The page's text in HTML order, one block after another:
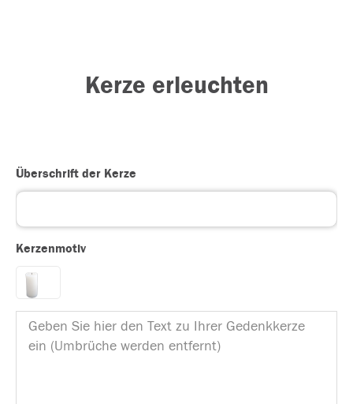
Kerze erleuchten
Überschrift der Kerze
Kerzenmotiv